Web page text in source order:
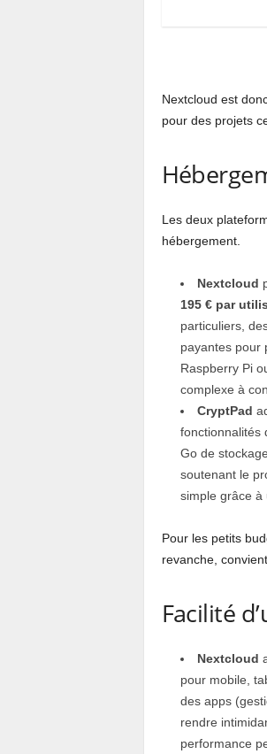
Nextcloud est
pour des projets
Les deux
hébergement.
Nextcloud
195 € par
particuliers,
payantes pour
Raspberry Pi
complexe à
CryptPad
fonctionnalités
Go de
soutenant le
simple grâce à
Pour les petits
revanche,
Facilité
Nextcloud
pour mobile,
des apps
rendre
performance